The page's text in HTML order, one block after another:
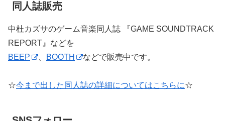
同人誌販売
中杜カズサのゲーム音楽同人誌 『GAME SOUNDTRACK
REPORT』などを
BEEP
BOOTH などで販売中です。
☆今まで出した同人誌の詳細についてはこちらに☆